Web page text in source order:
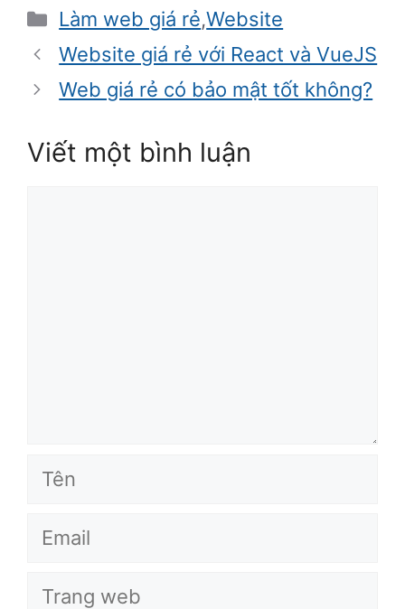
Danh
mục
Làm web giá rẻ,Website
Website giá rẻ với React và VueJS
Web giá rẻ có bảo mật tốt không?
Viết một bình luận
Tên
Email
Trang